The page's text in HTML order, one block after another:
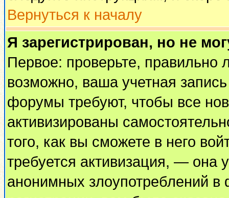
Вернуться к началу
Я зарегистрирован, но не
Первое: проверьте, правильно
возможно, ваша учетная
форумы требуют, чтобы все
активизированы
того, как вы сможете в него
требуется активизация, — она
анонимных злоупотреблений